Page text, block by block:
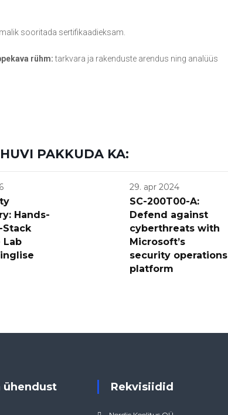
sooritada sertifikaadieksam.
rühm:tarkvara ja rakenduste arendus ning analüüs
PAKKUDA KA:
Hands-
Stack
Lab
29. apr 2024
SC-200T00-A:
Defend against
cyberthreats with
Microsoft’s
security operations
platform
ühendust Rekvisiidid